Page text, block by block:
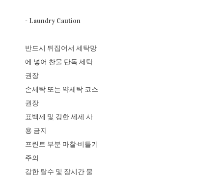
- Laundry Caution
반드시 뒤집어서 세탁망
에 넣어 찬물 단독 세탁
권장
손세탁 또는 약세탁 코스
권장
표백제 및 강한 세제 사
용 금지
프린트 부분 마찰·비틀기
주의
강한 탈수 및 장시간 물